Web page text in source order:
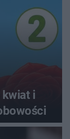
kwiat i